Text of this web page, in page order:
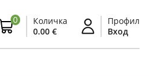
0
Количка
0.00 €
Профил
Вход